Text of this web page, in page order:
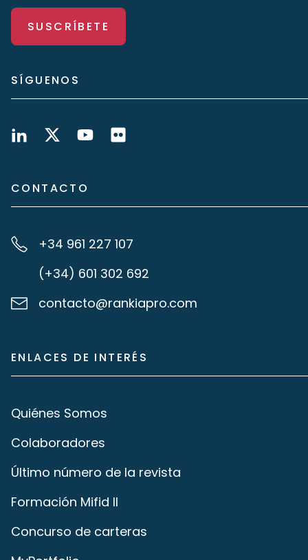
SUSCRÍBETE
SÍGUENOS
CONTACTO
+34 961 227 107
(+34) 601 302 692
contacto@rankiapro.com
ENLACES DE INTERÉS
Quiénes Somos
Colaboradores
Último número de la revista
Formación Mifid II
Concurso de carteras